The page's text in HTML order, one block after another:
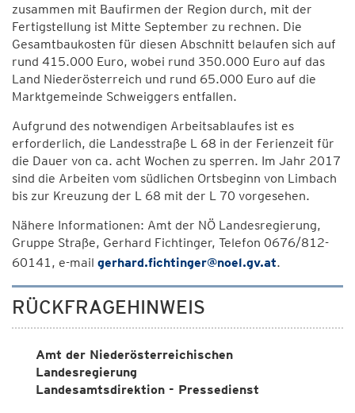
zusammen mit Baufirmen der Region durch, mit der
Fertigstellung ist Mitte September zu rechnen. Die
Gesamtbaukosten für diesen Abschnitt belaufen sich auf
rund 415.000 Euro, wobei rund 350.000 Euro auf das
Land Niederösterreich und rund 65.000 Euro auf die
Marktgemeinde Schweiggers entfallen.
Aufgrund des notwendigen Arbeitsablaufes ist es
erforderlich, die Landesstraße L 68 in der Ferienzeit für
die Dauer von ca. acht Wochen zu sperren. Im Jahr 2017
sind die Arbeiten vom südlichen Ortsbeginn von Limbach
bis zur Kreuzung der L 68 mit der L 70 vorgesehen.
Nähere Informationen: Amt der NÖ Landesregierung,
Gruppe Straße, Gerhard Fichtinger, Telefon 0676/812-
60141, e-mail gerhard.fichtinger@noel.gv.at.
RÜCKFRAGEHINWEIS
Amt der Niederösterreichischen
Landesregierung
Landesamtsdirektion - Pressedienst